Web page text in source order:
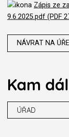
Zápis ze
9.6.2025.pdf (PDF
NÁVRAT NA
Kam
ÚŘAD